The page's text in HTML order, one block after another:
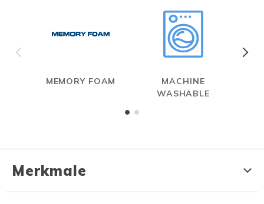
MEMORY FOAM
MACHINE
WASHABLE
Merkmale